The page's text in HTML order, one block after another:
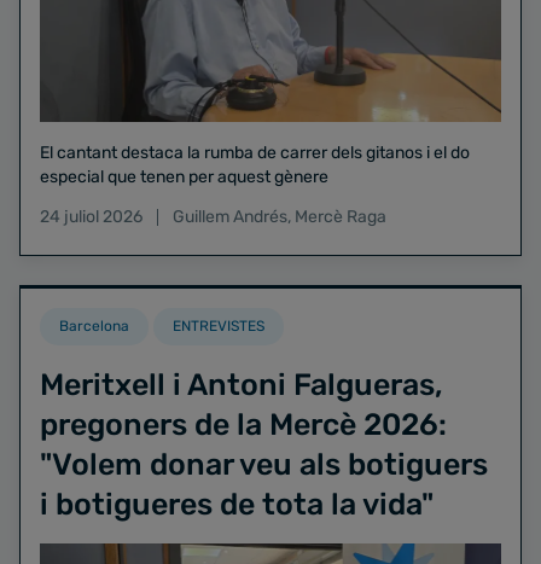
El cantant destaca la rumba de carrer dels gitanos i el do
especial que tenen per aquest gènere
24 juliol 2026
Guillem Andrés, Mercè Raga
Barcelona ENTREVISTES
Meritxell i Antoni Falgueras,
pregoners de la Mercè 2026:
"Volem donar veu als botiguers
i botigueres de tota la vida"